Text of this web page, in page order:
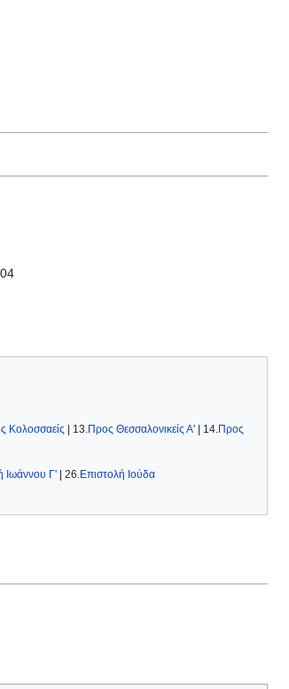
Κολοσσαείς | 13.Προς Θεσσαλονικείς Α' | 14.Προς
Ιωάννου Γ' | 26.Επιστολή Ιούδα